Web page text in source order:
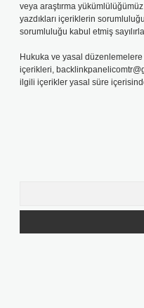
veya araştırma
yazdıkları içeriklerin
sorumluluğu kabul etmiş
Hukuka ve yasal
içerikleri,
ilgili içerikler yasal süre